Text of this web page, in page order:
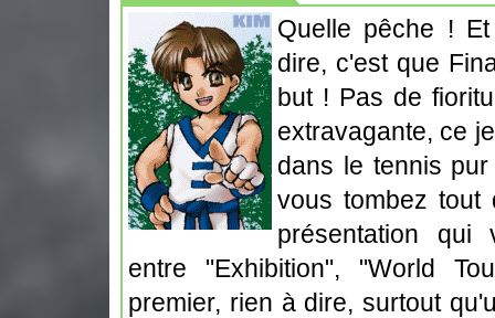
Quelle pêche !
dire, c'est que
but ! Pas de
extravagante, ce
dans le tennis
vous tombez
présentation qui
entre "Exhibition", "World
premier, rien à dire, surtout